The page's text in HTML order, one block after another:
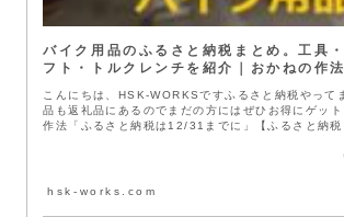
バイク用品のふるさと納税まとめ。工具
フト・トルクレンチを紹介｜おかねの作法
こんにちは、HSK-WORKSですふるさと納税やって
品も返礼品にあるのでまだの方にはぜひお得にゲッ
作法「ふるさと納税は12/31までに」【ふるさと納
hsk-works.com